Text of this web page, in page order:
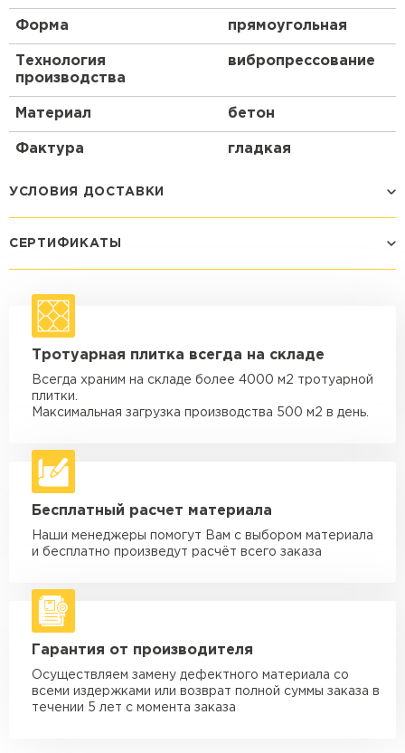
Форма прямоугольная
Технология
производства
вибропрессование
Материал бетон
Фактура гладкая
УСЛОВИЯ ДОСТАВКИ
макс. длина груза 4 м
Машина - 1,5 тн до 20 м3
макс. длина груза 4 м
Машина - 3,5 тн до 30 м3
макс. длина груза 6 м
макс. длина груза 6 м
Машина - 10 тн до 50 м3
макс. длина груза 8 м
Машина - 20 тн до 80 м3
от 5 500 ₽
Манипулятор до 5 тн
макс. длина груза 5 м
Манипулятор до 10 тн
макс. длина груза 10 м
Манипулятор до 15 тн
СЕРТИФИКАТЫ
Тротуарная плитка всегда на складе
Всегда храним на складе более 4000 м2 тротуарной
плитки.
Максимальная загрузка производства 500 м2 в день.
Бесплатный расчет материала
Наши менеджеры помогут Вам с выбором материала
и бесплатно произведут расчёт всего заказа
Гарантия от производителя
Осуществляем замену дефектного материала со
всеми издержками или возврат полной суммы заказа в
течении 5 лет с момента заказа